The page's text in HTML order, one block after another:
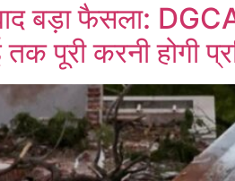
बड़ा फैसला:
पूरी करनी होगी